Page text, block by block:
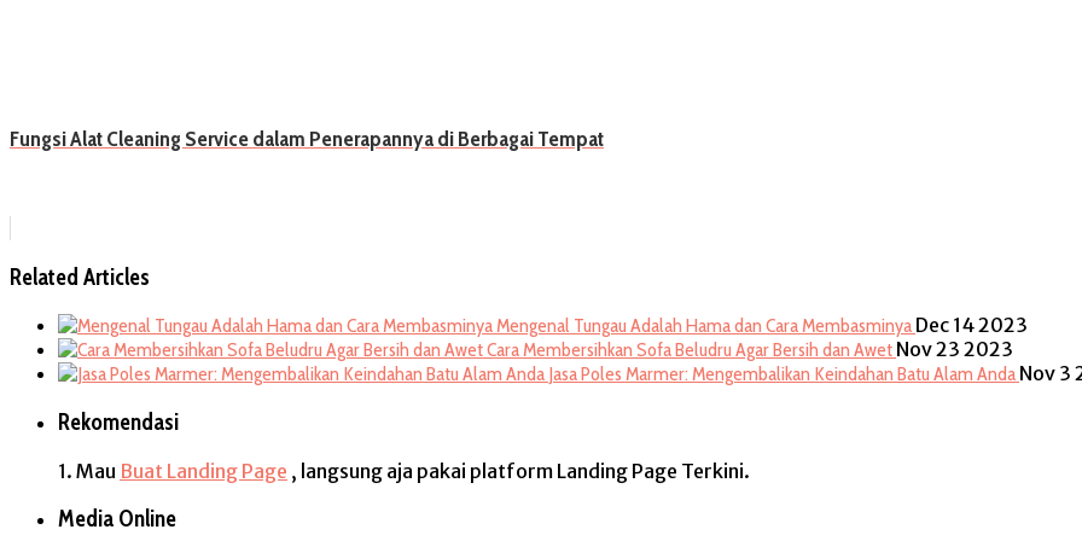
Fungsi Alat Cleaning Service dalam Penerapannya di Berbagai Tempat
Related Articles
Mengenal Tungau Adalah Hama dan Cara Membasminya Dec 14 2023
Cara Membersihkan Sofa Beludru Agar Bersih dan Awet Nov 23 2023
Jasa Poles Marmer: Mengembalikan Keindahan Batu Alam Anda Nov 3
Rekomendasi
1. Mau Buat Landing Page , langsung aja pakai platform Landing Page Terkini.
Media Online